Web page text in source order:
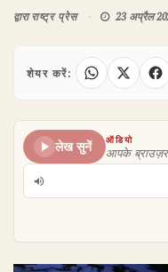
द्वाराराष्ट्र प्रेस 23 अप्रैल
शेयर करें:
लेख सुनें
ऑडियो
आपके ब्राउज़र